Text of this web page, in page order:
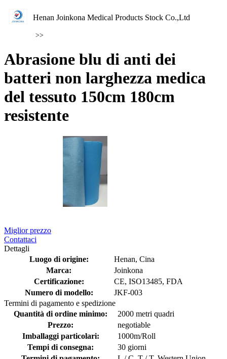
Henan Joinkona Medical Products Stock Co.,Ltd
>>
Abrasione blu di anti dei
batteri non larghezza medica
del tessuto 150cm 180cm
resistente
Miglior prezzo
Contattaci
Dettagli
Luogo di origine:
Henan, Cina
Marca:
Joinkona
Certificazione:
CE, ISO13485, FDA
Numero di modello:
JKF-003
Termini di pagamento e spedizione
Quantità di ordine minimo:
2000 metri quadri
Prezzo:
negotiable
Imballaggi particolari:
1000m/Roll
Tempi di consegna:
30 giorni